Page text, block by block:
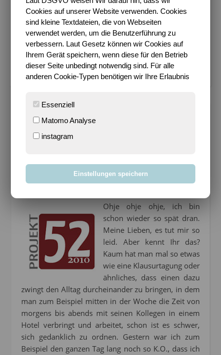
Impressum
Bloggen mit Leidenschaft seit 14.03.2004
Cookie-Einstellungen verwalten
P52-10: 13.
Wochenthema
28. März 2010
Ohje ohje ohje, ich bin
schon wieder so spät dran.
Meine Lieben, es tut mir so
leid. Aber kennt Ihr das?
Kaum hat man mal so etwas
wie eine Klausurtagung oder
ähnliches, dass einen dazu
zwingt den Alltag durcheinander zu bringen, in dem
man zum Beispiel mitten in der Woche die Zeit von
morgens bis abends mit seinen Kollegen in einem
Hotel verbringt und arbeitet, schon ist es schwer,
sich gedanklich zu ordnen. Gestern war ich zum
Beispiel den ganzen Tag lang noch so K.O., dass ich
Cookies auf unserer Website verwenden. Cookies
sind kleine Textdateien, die von Webseiten
verwendet werden, um die Benutzerführung zu
verbessern. Laut Gesetz können wir Cookies auf
Ihrem Gerät speichern, wenn diese für den Betrieb
dieser Seite unbedingt notwendig sind. Für alle
anderen Cookie-Typen benötigen wir Ihre Erlaubnis
Essenziell
Matomo Analyse
instagram
Einstellungen speichern